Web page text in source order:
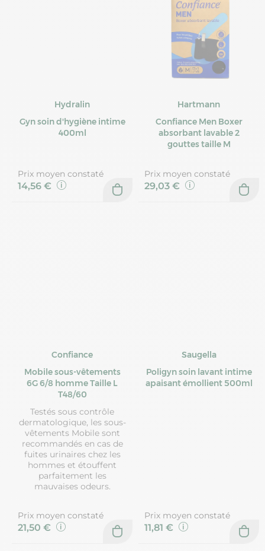
Hydralin
Gyn soin d'hygiène intime
400ml
Prix moyen constaté
14,56 €
Hartmann
Confiance Men Boxer
absorbant lavable 2
gouttes taille M
Prix moyen constaté
29,03 €
Confiance
Mobile sous-vêtements
6G 6/8 homme Taille L
T48/60
Testés sous contrôle
dermatologique, les sous-
vêtements Mobile sont
recommandés en cas de
fuites urinaires chez les
hommes et étouffent
parfaitement les
mauvaises odeurs.
Prix moyen constaté
21,50 €
Saugella
Poligyn soin lavant intime
apaisant émollient 500ml
Prix moyen constaté
11,81 €